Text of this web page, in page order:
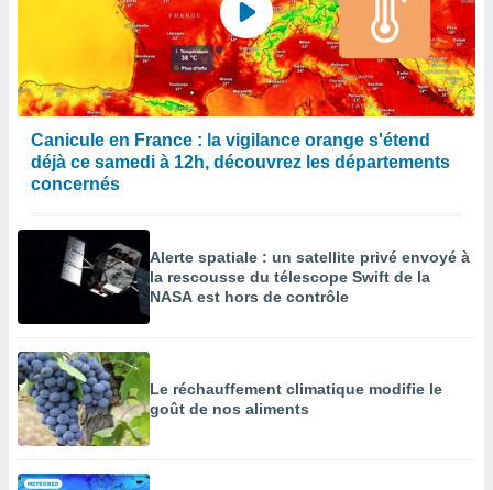
Canicule en France : la vigilance orange s'étend
déjà ce samedi à 12h, découvrez les départements
concernés
Alerte spatiale : un satellite privé envoyé à
la rescousse du télescope Swift de la
NASA est hors de contrôle
Le réchauffement climatique modifie le
goût de nos aliments